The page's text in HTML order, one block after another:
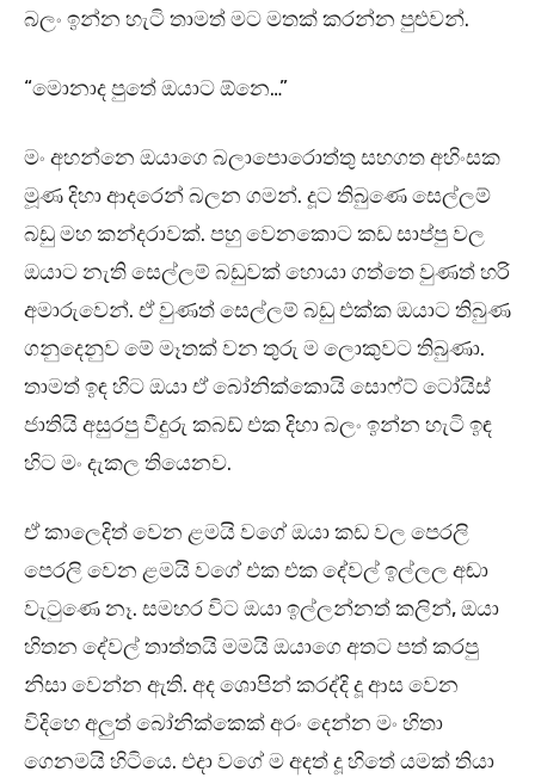
බලං ඉන්න හැටි තාමත් මට මතක් කරන්න පුළුවන්.
“මොනාද පුතේ ඔයාට ඕනෙ…”
මං අහන්නෙ ඔයාගෙ බලාපොරොත්තු සහගත අහිංසක
මූණ දිහා ආදරෙන් බලන ගමන්. දූට තිබුණෙ සෙල්ලම්
බඩු මහ කන්දරාවක්. පහු වෙනකොට කඩ සාප්පු වල
ඔයාට නැති සෙල්ලම් බඩුවක් හොයා ගත්තෙ වුණත් හරි
අමාරුවෙන්. ඒ වුණත් සෙල්ලම් බඩු එක්ක ඔයාට තිබුණ
ගනුදෙනුව මේ මෑතක් වන තුරු ම ලොකුවට තිබුණා.
තාමත් ඉඳ හිට ඔයා ඒ බෝනික්කොයි සොෆ්ට් ටෝයිස්
ජාතියි අසුරපු වීදුරු කබඩ් එක දිහා බලං ඉන්න හැටි ඉඳ
හිට මං දැකල තියෙනව.
ඒ කාලෙදිත් වෙන ළමයි වගේ ඔයා කඩ වල පෙරලි
පෙරලි වෙන ළමයි වගේ එක එක දේවල් ඉල්ලල අඬා
වැටුණෙ නෑ. සමහර විට ඔයා ඉල්ලන්නත් කලින්, ඔයා
හිතන දේවල් තාත්තයි මමයි ඔයාගෙ අතට පත් කරපු
නිසා වෙන්න ඇති. අද ශොපින් කරද්දි දූ ආස වෙන
විදිහෙ අලුත් බෝනික්කෙක් අරං දෙන්න මං හිතා
ගෙනමයි හිටියෙ. එදා වගේ ම අදත් දූ හිතේ යමක් තියා